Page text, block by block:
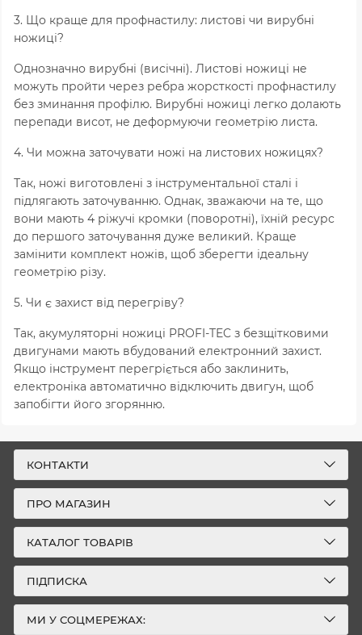
3. Що краще для профнастилу: листові чи вирубні
ножиці?
Однозначно вирубні (висічні). Листові ножиці не
можуть пройти через ребра жорсткості профнастилу
без зминання профілю. Вирубні ножиці легко долають
перепади висот, не деформуючи геометрію листа.
4. Чи можна заточувати ножі на листових ножицях?
Так, ножі виготовлені з інструментальної сталі і
підлягають заточуванню. Однак, зважаючи на те, що
вони мають 4 ріжучі кромки (поворотні), їхній ресурс
до першого заточування дуже великий. Краще
замінити комплект ножів, щоб зберегти ідеальну
геометрію різу.
5. Чи є захист від перегріву?
Так, акумуляторні ножиці PROFI-TEC з безщітковими
двигунами мають вбудований електронний захист.
Якщо інструмент перегріється або заклинить,
електроніка автоматично відключить двигун, щоб
запобігти його згорянню.
КОНТАКТИ
ПРО МАГАЗИН
КАТАЛОГ ТОВАРІВ
ПІДПИСКА
МИ У СОЦМЕРЕЖАХ: